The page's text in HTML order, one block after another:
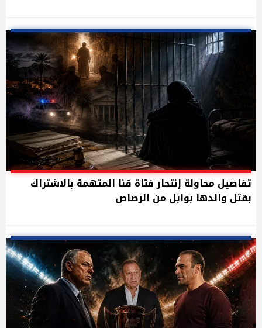
تفاصيل محاولة إنتحار فتاة قنا المتهمة بالاشتراك
بقتل والدها بوابل من الرصاص